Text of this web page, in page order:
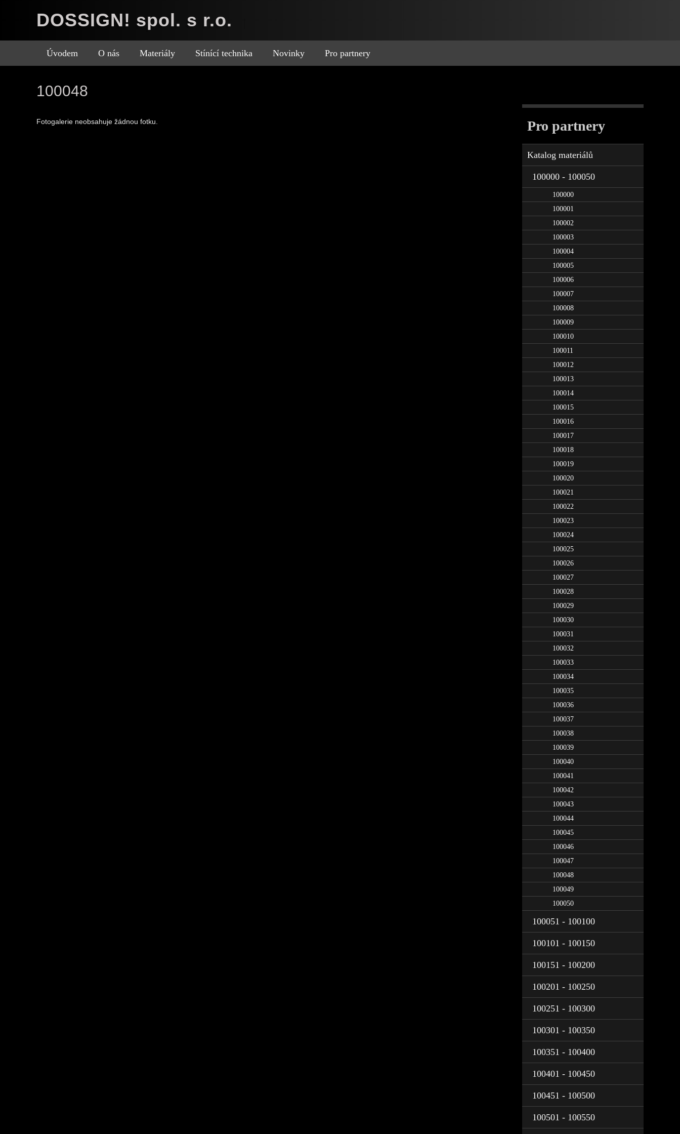
DOSSIGN! spol. s r.o.
Úvodem O nás Materiály Stínící technika Novinky Pro partnery
Pro partnery
Katalog materiálů
100000 - 100050
100000
100001
100002
100003
100004
100005
100006
100007
100008
100009
100010
100011
100012
100013
100014
100015
100016
100017
100018
100019
100020
100021
100022
100023
100024
100025
100026
100027
100028
100029
100030
100031
100032
100033
100034
100035
100036
100037
100038
100039
100040
100041
100042
100043
100044
100045
100046
100047
100048
100049
100050
100051 - 100100
100101 - 100150
100151 - 100200
100201 - 100250
100251 - 100300
100301 - 100350
100351 - 100400
100401 - 100450
100451 - 100500
100501 - 100550
100048
Fotogalerie neobsahuje žádnou fotku.